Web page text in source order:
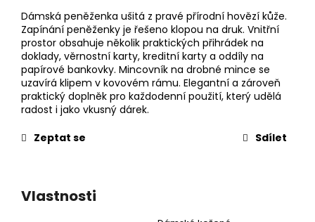
Dámská peněženka ušitá z pravé přírodní hovězí kůže.
Zapínání peněženky je řešeno klopou na druk. Vnitřní
prostor obsahuje několik praktických přihrádek na
doklady, věrnostní karty, kreditní karty a oddíly na
papírové bankovky. Mincovník na drobné mince se
uzavírá klipem v kovovém rámu. Elegantní a zároveň
praktický doplněk pro každodenní použití, který udělá
radost i jako vkusný dárek.
Zeptat se
Sdílet
Vlastnosti